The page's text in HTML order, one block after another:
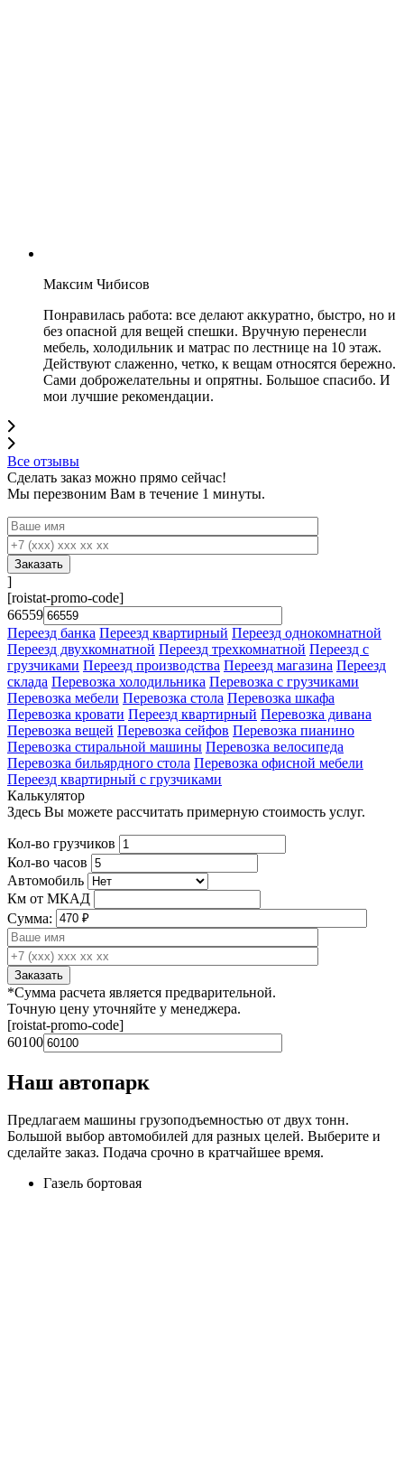
Максим Чибисов
Понравилась работа: все делают аккуратно, быстро, но и
без опасной для вещей спешки. Вручную перенесли
мебель, холодильник и матрас по лестнице на 10 этаж.
Действуют слаженно, четко, к вещам относятся бережно.
Сами доброжелательны и опрятны. Большое спасибо. И
мои лучшие рекомендации.
Все отзывы
Сделать заказ можно прямо сейчас!
Мы перезвоним Вам в течение 1 минуты.
]
[roistat-promo-code]
66559
Переезд банка Переезд квартирный Переезд однокомнатной
Переезд двухкомнатной Переезд трехкомнатной Переезд с
грузчиками Переезд производства Переезд магазина Переезд
склада Перевозка холодильника Перевозка с грузчиками
Перевозка мебели Перевозка стола Перевозка шкафа
Перевозка кровати Переезд квартирный Перевозка дивана
Перевозка вещей Перевозка сейфов Перевозка пианино
Перевозка стиральной машины Перевозка велосипеда
Перевозка бильярдного стола Перевозка офисной мебели
Переезд квартирный с грузчиками
Калькулятор
Здесь Вы можете рассчитать примерную стоимость услуг.
Кол-во грузчиков
Кол-во часов
Автомобиль
Км от МКАД
Сумма:
*Сумма расчета является предварительной.
Точную цену уточняйте у менеджера.
[roistat-promo-code]
60100
Наш автопарк
Предлагаем машины грузоподъемностью от двух тонн.
Большой выбор автомобилей для разных целей. Выберите и
сделайте заказ. Подача срочно в кратчайшее время.
Газель бортовая